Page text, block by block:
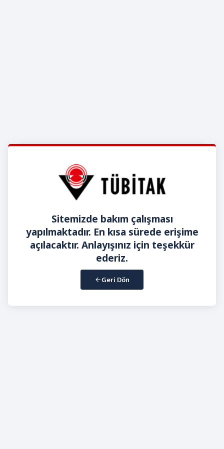
Sitemizde bakım çalışması
yapılmaktadır. En kısa sürede erişime
açılacaktır. Anlayışınız için teşekkür
ederiz.
Geri Dön